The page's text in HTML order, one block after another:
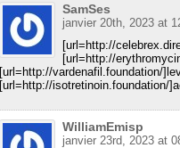
SamSes
janvier 20th, 2023 at
[url=http://
[url=http://
[url=http://vardenafil.foundation/
[url=http://isotretinoin.foundation/
WilliamEmisp
janvier 23rd, 2023 at